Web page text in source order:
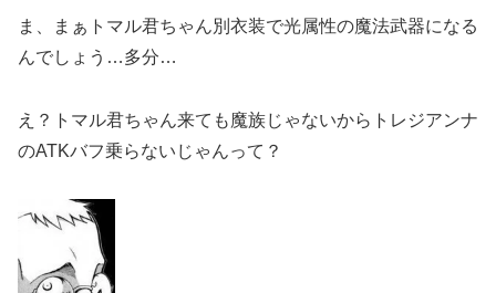
ま、まぁトマル君ちゃん別衣装で光属性の魔法武器になる
んでしょう…多分…
え？トマル君ちゃん来ても魔族じゃないからトレジアンナ
のATKバフ乗らないじゃんって？